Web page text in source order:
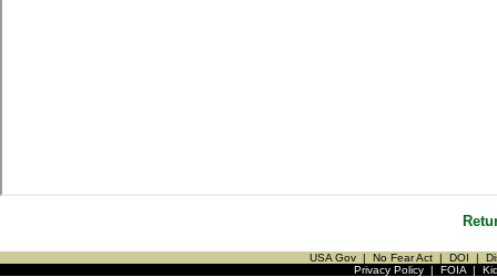
USA Gov | No Fear Act | DOI |
Privacy Policy| FOIA|